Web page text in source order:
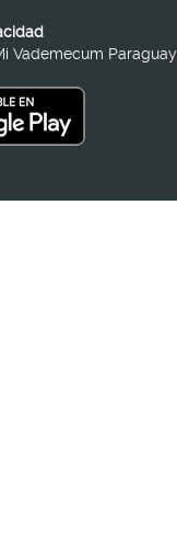
Vademecum Paraguay